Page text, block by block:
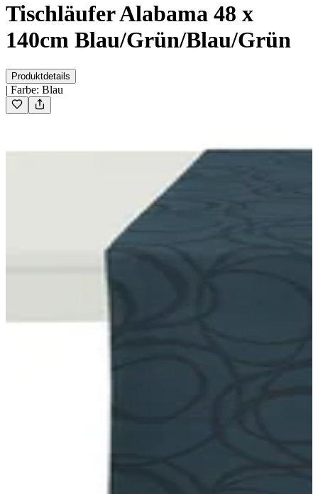
Tischläufer Alabama 48 x
140cm Blau/Grün/Blau/Grün
Produktdetails
| Farbe: Blau